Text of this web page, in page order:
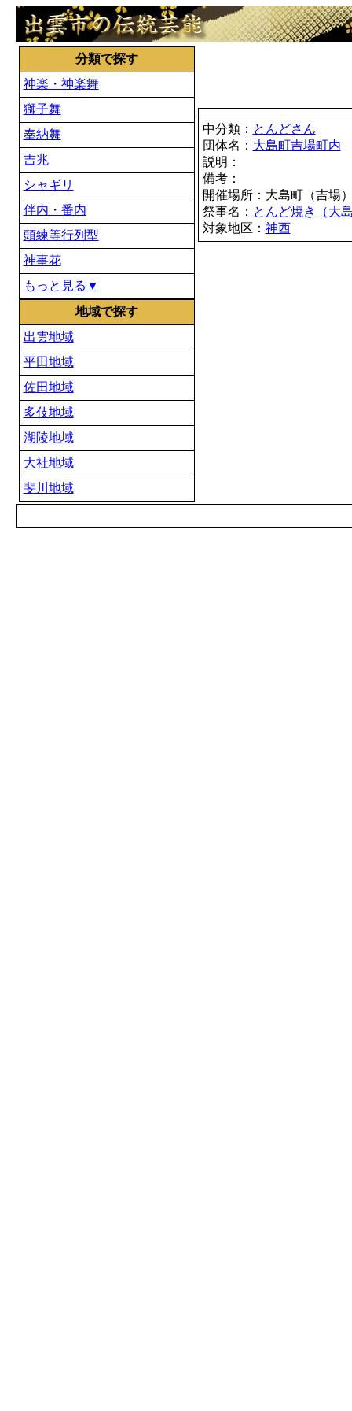
分類で探す
神楽・神楽舞
獅子舞
奉納舞
吉兆
シャギリ
伴内・番内
頭練等行列型
神事花
もっと見る▼
地域で探す
出雲地域
平田地域
佐田地域
多伎地域
湖陵地域
大社地域
斐川地域
中分類： とんどさん
団体名： 大島町吉場町内
説明：
備考：
開催場所：大島町（吉場
祭事名： とんど焼き（大
対象地区： 神西